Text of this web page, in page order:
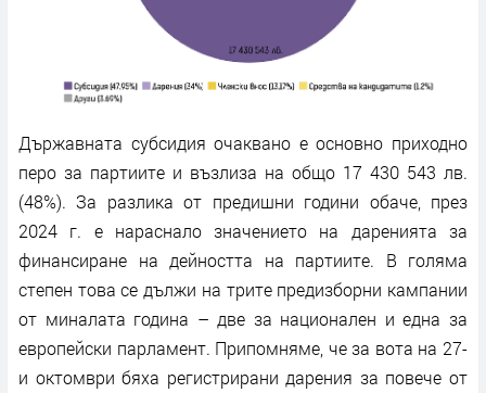
Държавната субсидия очаквано е основно приходно
перо за партиите и възлиза на общо 17 430 543 лв.
(48%). За разлика от предишни години обаче, през
2024 г. е нараснало значението на даренията за
финансиране на дейността на партиите. В голяма
степен това се дължи на трите предизборни кампании
от миналата година – две за национален и една за
европейски парламент. Припомняме, че за вота на 27-
и октомври бяха регистрирани дарения за повече от